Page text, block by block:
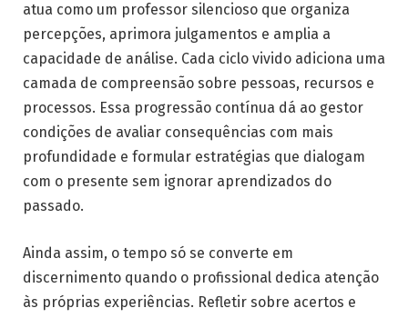
atua como um professor silencioso que organiza
percepções, aprimora julgamentos e amplia a
capacidade de análise. Cada ciclo vivido adiciona uma
camada de compreensão sobre pessoas, recursos e
processos. Essa progressão contínua dá ao gestor
condições de avaliar consequências com mais
profundidade e formular estratégias que dialogam
com o presente sem ignorar aprendizados do
passado.
Ainda assim, o tempo só se converte em
discernimento quando o profissional dedica atenção
às próprias experiências. Refletir sobre acertos e